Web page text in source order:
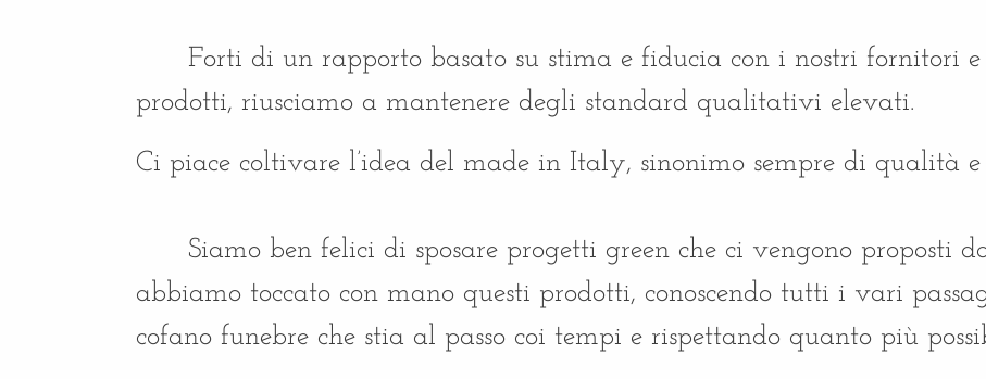
Forti di un rapporto basato su stima e fiducia con i nostri fornitori e
prodotti, riusciamo a mantenere degli standard qualitativi elevati.
Ci piace coltivare l’idea del made in Italy, sinonimo sempre di qualità
Siamo ben felici di sposare progetti green che ci vengono proposti
abbiamo toccato con mano questi prodotti, conoscendo tutti i vari
cofano funebre che stia al passo coi tempi e rispettando quanto più